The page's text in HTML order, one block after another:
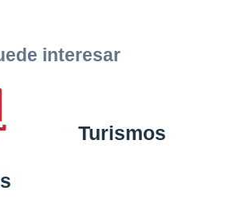
interesar
Turismos